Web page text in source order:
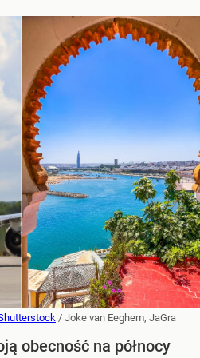
/ Joke van Eeghem, JaGra
obecność na północy